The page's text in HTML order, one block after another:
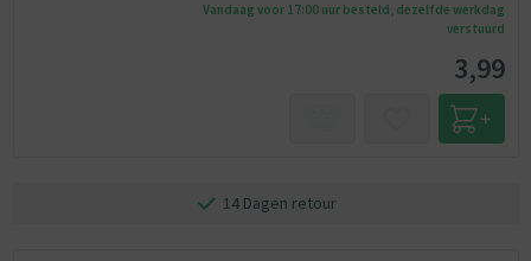
Vandaag voor 17:00 uur besteld, dezelfde werkdag
verstuurd
3,99
14 Dagen retour